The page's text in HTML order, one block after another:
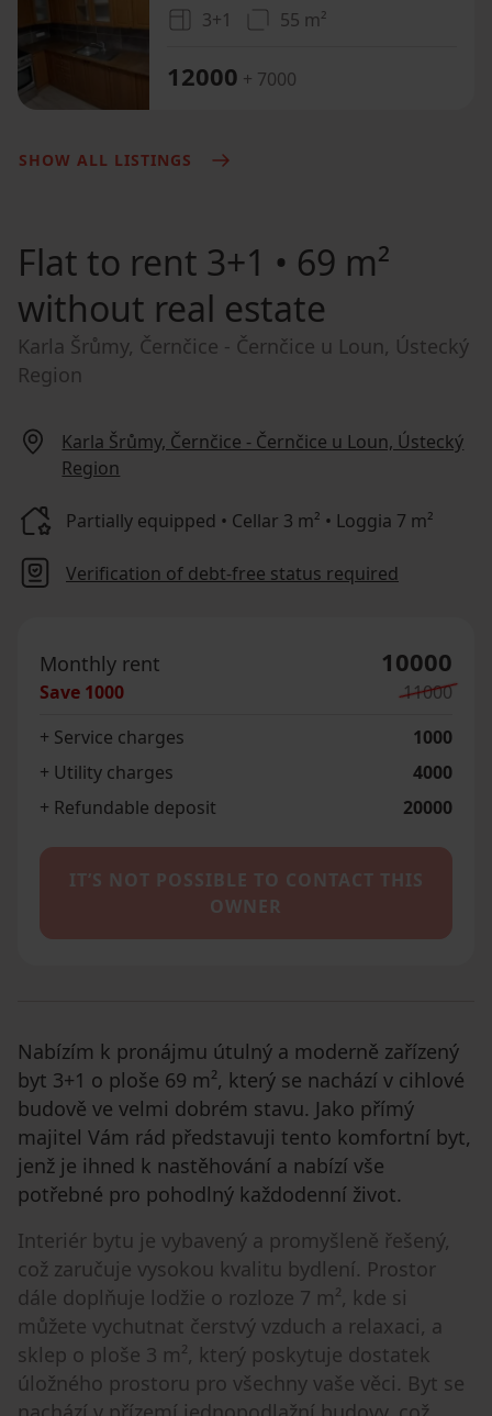
3+1 55 m²
12000 + 7000
SHOW ALL LISTINGS
Flat to rent 3+1 • 69 m²
without real estate
Karla Šrůmy, Černčice - Černčice u Loun, Ústecký
Region
Karla Šrůmy, Černčice - Černčice u Loun, Ústecký
Region
Partially equipped • Cellar 3 m² • Loggia 7 m²
Verification of debt-free status required
Monthly rent 10000
Save 1000
11000
+ Service charges
1000
+ Utility charges
4000
+ Refundable deposit
20000
IT’S NOT POSSIBLE TO CONTACT THIS
OWNER
Nabízím k pronájmu útulný a moderně zařízený
byt 3+1 o ploše 69 m², který se nachází v cihlové
budově ve velmi dobrém stavu. Jako přímý
majitel Vám rád představuji tento komfortní byt,
jenž je ihned k nastěhování a nabízí vše
potřebné pro pohodlný každodenní život.
Interiér bytu je vybavený a promyšleně řešený,
což zaručuje vysokou kvalitu bydlení. Prostor
dále doplňuje lodžie o rozloze 7 m², kde si
můžete vychutnat čerstvý vzduch a relaxaci, a
sklep o ploše 3 m², který poskytuje dostatek
úložného prostoru pro všechny vaše věci. Byt se